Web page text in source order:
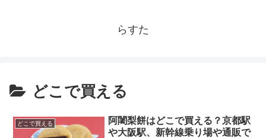
らすた
どこで買える
どこで買える
阿闍梨餅はどこで買える？京都駅
や大阪駅、新幹線乗り場や通販で